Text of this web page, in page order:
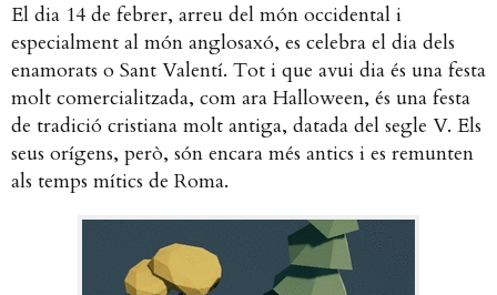
El dia 14 de febrer, arreu del món occidental i
especialment al món anglosaxó, es celebra el dia dels
enamorats o Sant Valentí. Tot i que avui dia és una festa
molt comercialitzada, com ara Halloween, és una festa
de tradició cristiana molt antiga, datada del segle V. Els
seus orígens, però, són encara més antics i es remunten
als temps mítics de Roma.